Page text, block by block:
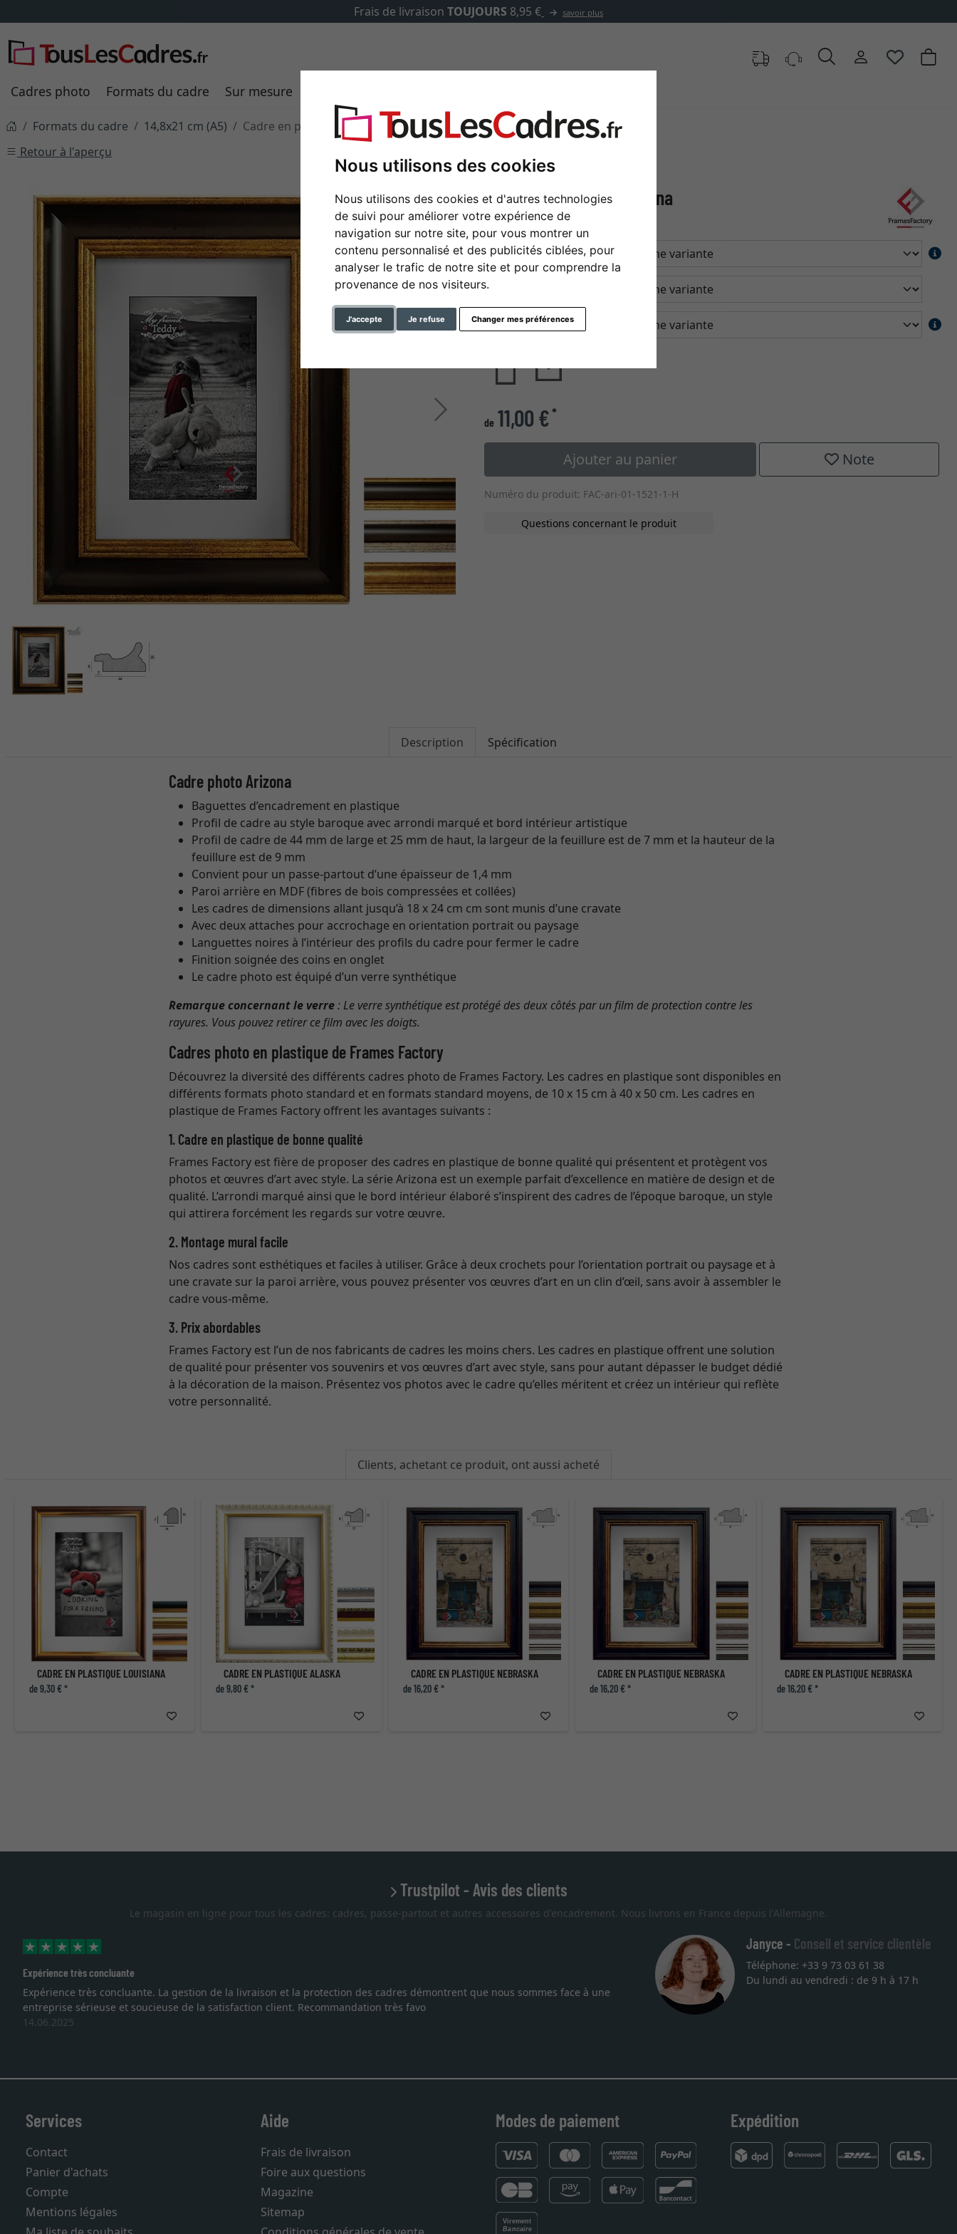
Nous utilisons des cookies
Nous utilisons des cookies et d'autres technologies
de suivi pour améliorer votre expérience de
navigation sur notre site, pour vous montrer un
contenu personnalisé et des publicités ciblées, pour
analyser le trafic de notre site et pour comprendre la
provenance de nos visiteurs.
J'accepte Je refuse Changer mes préférences
Cadres photo Formats du cadre Sur mesure
Formats du cadre 14,8x21 cm (A5)
Cadre en plastique Arizona
Retour à l'aperçu
Continuer
Cadre en plastique Arizona
format
type de verre
de 11,00 €*
Ajouter au panier Note
Numéro du produit: FAC-ari-01-1521-1-H
Questions concernant le produit
Description Spécification
Cadre photo Arizona
Baguettes d’encadrement en plastique
Profil de cadre au style baroque avec arrondi marqué et bord intérieur artistique
Profil de cadre de 44 mm de large et 25 mm de haut, la largeur de la feuillure est de 7 mm et la hauteur de la
feuillure est de 9 mm
Convient pour un passe-partout d’une épaisseur de 1,4 mm
Paroi arrière en MDF (fibres de bois compressées et collées)
Les cadres de dimensions allant jusqu’à 18 x 24 cm cm sont munis d’une cravate
Avec deux attaches pour accrochage en orientation portrait ou paysage
Languettes noires à l’intérieur des profils du cadre pour fermer le cadre
Finition soignée des coins en onglet
Le cadre photo est équipé d’un verre synthétique
Remarque concernant le verre: Le verre synthétique est protégé des deux côtés par un film de protection contre les
rayures. Vous pouvez retirer ce film avec les doigts.
Cadres photo en plastique de Frames Factory
Découvrez la diversité des différents cadres photo de Frames Factory. Les cadres en plastique sont disponibles en
différents formats photo standard et en formats standard moyens, de 10 x 15 cm à 40 x 50 cm. Les cadres en
plastique de Frames Factory offrent les avantages suivants :
1. Cadre en plastique de bonne qualité
Frames Factory est fière de proposer des cadres en plastique de bonne qualité qui présentent et protègent vos
photos et œuvres d’art avec style. La série Arizona est un exemple parfait d’excellence en matière de design et de
qualité. L’arrondi marqué ainsi que le bord intérieur élaboré s’inspirent des cadres de l’époque baroque, un style
qui attirera forcément les regards sur votre œuvre.
2. Montage mural facile
Nos cadres sont esthétiques et faciles à utiliser. Grâce à deux crochets pour l’orientation portrait ou paysage et à
une cravate sur la paroi arrière, vous pouvez présenter vos œuvres d’art en un clin d’œil, sans avoir à assembler le
cadre vous-même.
3. Prix abordables
Frames Factory est l’un de nos fabricants de cadres les moins chers. Les cadres en plastique offrent une solution
de qualité pour présenter vos souvenirs et vos œuvres d’art avec style, sans pour autant dépasser le budget dédié
à la décoration de la maison. Présentez vos photos avec le cadre qu’elles méritent et créez un intérieur qui reflète
votre personnalité.
Clients, achetant ce produit, ont aussi acheté
CADRE EN PLASTIQUE LOUISIANA
de 9,30 € *
CADRE EN PLASTIQUE ALASKA
de 9,80 € *
CADRE EN PLASTIQUE NEBRASKA
de 16,20 € *
CADRE EN PLASTIQUE NEBRASKA
de 16,20 € *
CADRE EN PLASTIQUE NEBRASKA
de 16,20 € *
Trustpilot - Avis des clients
Le magasin en ligne pour tous les cadres: cadres, passe-partout et autres accessoires d'encadrement. Nous livrons en France depuis l'Allemagne.
que nous sommes face à une
Je recherchais un cadre sur mesure pour une lithographie, je suis tombée sur ce site. Le choix et la qualité sont au rendez
vous. Emballage professionnel, service et livraison dans les temps. J'espère revenir pour une autre commande. Merci.
Janyce - Conseil et service clientèle
Téléphone: +33 9 73 03 61 38
Du lundi au vendredi : de 9 h à 17 h
Services
Contact
Panier d'achats
Compte
Mentions légales
Aide
Frais de livraison
Foire aux questions
Magazine
Sitemap
Modes de paiement Expédition